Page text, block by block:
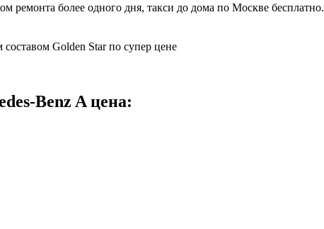
ремонта более одного дня, такси до дома по Москве бесплатно.
Golden Star по супер цене
Benz A цена: